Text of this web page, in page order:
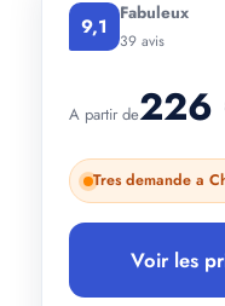
9,1 Fabuleux
39 avis
A partir de226
Tres demande a
Voir les